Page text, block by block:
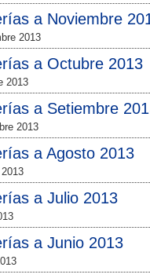
a Noviembre
2013
a Octubre 2013
2013
a Setiembre
2013
a Agosto 2013
a Julio 2013
a Junio 2013